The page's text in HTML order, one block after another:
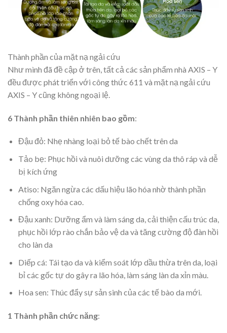
Thành phần của mặt nạ ngải cứu
Như mình đã đề cập ở trên, tất cả các sản phẩm nhà AXIS – Y
đều được phát triển với công thức 611 và mặt nạ ngải cứu
AXIS – Y cũng không ngoại lệ.
6 Thành phần thiên nhiên bao gồm:
Đậu đỏ: Nhẹ nhàng loại bỏ tế bào chết trên da
Tảo bẹ: Phục hồi và nuôi dưỡng các vùng da thô ráp và dễ
bị kích ứng
Atiso: Ngăn ngừa các dấu hiệu lão hóa nhờ thành phần
chống oxy hóa cao.
Đậu xanh: Dưỡng ẩm và làm sáng da, cải thiện cấu trúc da,
phục hồi lớp rào chắn bảo vệ da và tăng cường độ đàn hồi
cho làn da
Diếp cá: Tái tạo da và kiểm soát lớp dầu thừa trên da, loại
bỉ các gốc tự do gây ra lão hóa, làm sáng làn da xỉn màu.
Hoa sen: Thúc đẩy sự sản sinh của các tế bào da mới.
1 Thành phần chức năng: